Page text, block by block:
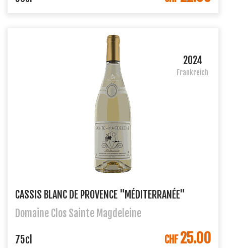
2024
Frankreich
CASSIS BLANC DE PROVENCE "MÉDITERRANÉE"
Domaine Clos Sainte Magdeleine
IN DEN WARENKORB
75cl CHF25.00